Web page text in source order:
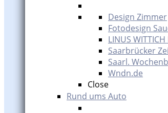
Design Zimmer
Fotodesign
LINUS
Saarbrücker
Saarl.
Wndn.de
Close
Rund ums Auto